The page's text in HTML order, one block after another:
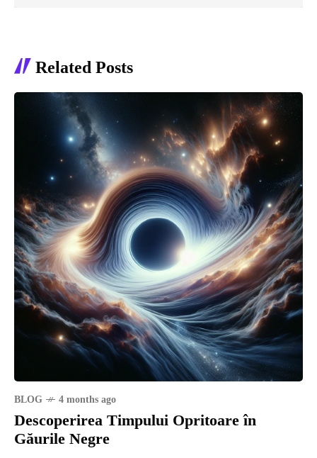
Related Posts
BLOG 4 months ago
Descoperirea Timpului Opritoare în
Găurile Negre